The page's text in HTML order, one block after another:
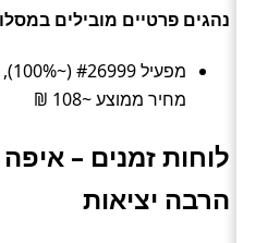
נהגים פרטיים מובילים
מחיר ממוצע ~108 ₪
לוחות זמנים –
הרבה יציאות